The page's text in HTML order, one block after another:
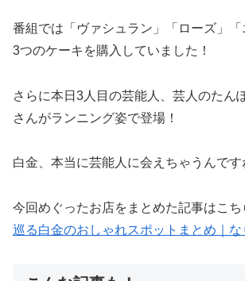
番組では「ヴァシュラン」「ローズ」
3つのケーキを購入していました！
さらに本日3人目の芸能人、芸人のたん
さんがランニング姿で登場！
白金、本当に芸能人に会えちゃうんです
今回めぐったお店をまとめた記事はこち
巡る白金のおしゃれスポットまとめ｜